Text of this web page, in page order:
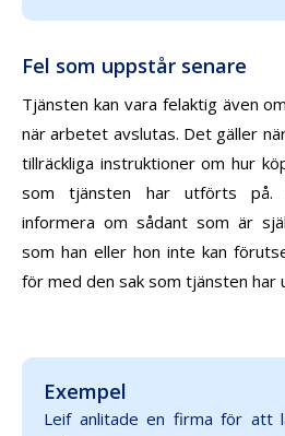
Fel som uppstår senare
Tjänsten kan vara felaktig även
när arbetet avslutas. Det gäller
tillräckliga instruktioner om hur
som tjänsten har utförts på.
informera om sådant som är
som han eller hon inte kan
för med den sak som tjänsten har
Exempel
Leif anlitade en firma för att